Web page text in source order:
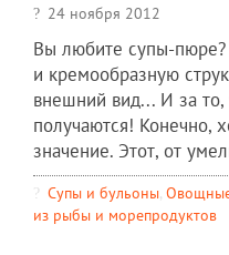
24 ноября 2012
Вы любите супы-
и кремообразную
внешний вид... И за то,
получаются! Конечно,
значение. Этот, от
Супы и бульоны,
из рыбы и морепродуктов